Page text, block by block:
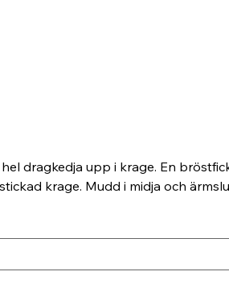
dragkedja upp i krage. En
krage. Mudd i midja och